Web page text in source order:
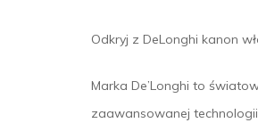
Odkryj z DeLonghi kanon
Marka De’Longhi to
zaawansowanej